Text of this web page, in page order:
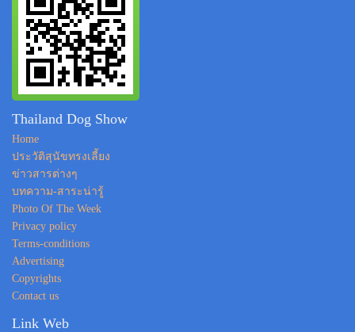
Thailand Dog Show
Home
ประวัติสุนัขทรงเลี้ยง
ข่าวสารต่างๆ
บทความ-สาระน่ารู้
Photo Of The Week
Privacy policy
Terms-conditions
Advertising
Copyrights
Contact us
Link Web